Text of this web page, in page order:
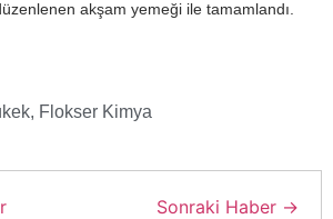
akşam yemeği ile tamamlandı.
, Flokser Kimya
Sonraki Haber →